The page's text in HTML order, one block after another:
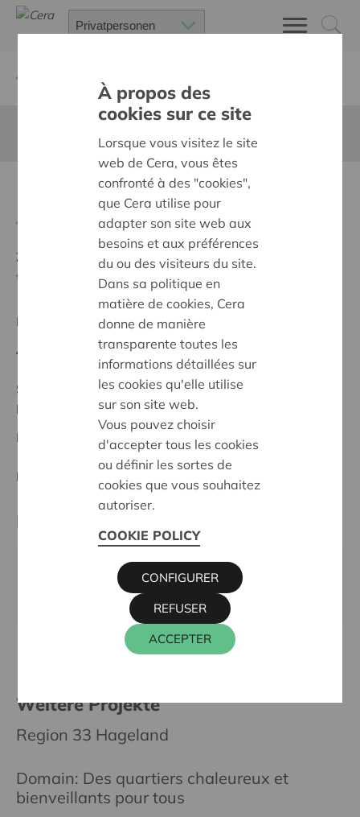
Diese Seite ist nicht ins Deutsche übersetzt
Heerlijck rond vuur en oven
Ziel:
Des quartiers chaleureux et bienveillants pour
tous
Regionales Projekt
Anfangsdatum:11/05/2026
Stand :
In treatment
Hageland
Datum:
11/05/2026
Entscheidung: Approved
Kontaktperson
KRISTIEN MARTENS
016 27 96 58
kristien.martens@cera.coop
Weitere Projekte
Region 33 Hageland
Domain: Des quartiers chaleureux et
bienveillants pour tous
À propos des
cookies sur ce site
Lorsque vous visitez le site
web de Cera, vous êtes
confronté à des "cookies",
que Cera utilise pour
adapter son site web aux
besoins et aux préférences
du ou des visiteurs du site.
Dans sa politique en
matière de cookies, Cera
donne de manière
transparente toutes les
informations détaillées sur
les cookies qu'elle utilise
sur son site web.
Vous pouvez choisir
d'accepter tous les cookies
ou définir les sortes de
cookies que vous souhaitez
autoriser.
COOKIE POLICY
ACCEPTER
REFUSER
CONFIGURER